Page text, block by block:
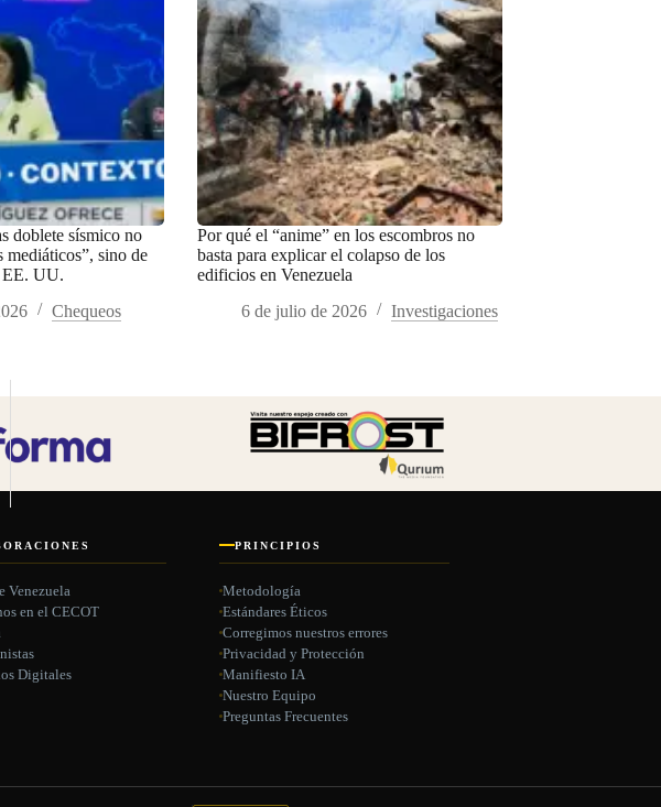
doblete sísmico no
mediáticos”, sino de
EE. UU.
Chequeos
Por qué el “anime” en los escombros no
basta para explicar el colapso de los
edificios en Venezuela
6 de julio de 2026
Investigaciones
Venezuela
en el CECOT
Digitales
PRINCIPIOS
Metodología
Estándares Éticos
Corregimos nuestros errores
Privacidad y Protección
Manifiesto IA
Nuestro Equipo
Preguntas Frecuentes